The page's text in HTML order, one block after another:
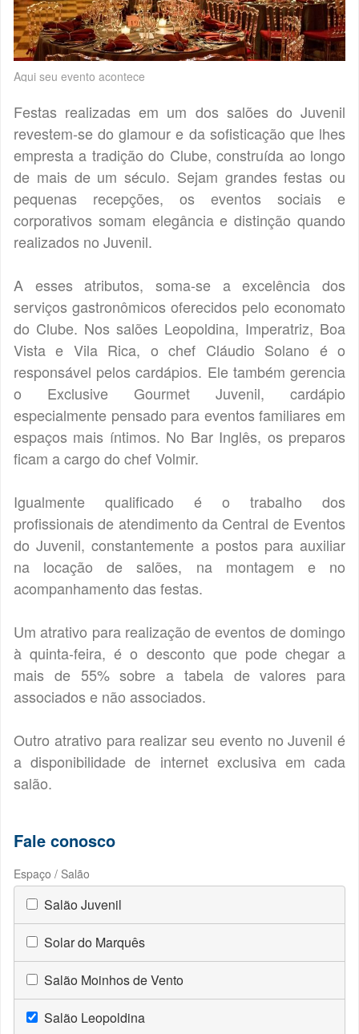
Aqui seu evento acontece
Festas realizadas em um dos salões do Juvenil
revestem-se do glamour e da sofisticação que lhes
empresta a tradição do Clube, construída ao longo
de mais de um século. Sejam grandes festas ou
pequenas recepções, os eventos sociais e
corporativos somam elegância e distinção quando
realizados no Juvenil.
A esses atributos, soma-se a excelência dos
serviços gastronômicos oferecidos pelo economato
do Clube. Nos salões Leopoldina, Imperatriz, Boa
Vista e Vila Rica, o chef Cláudio Solano é o
responsável pelos cardápios. Ele também gerencia
o Exclusive Gourmet Juvenil, cardápio
especialmente pensado para eventos familiares em
espaços mais íntimos. No Bar Inglês, os preparos
ficam a cargo do chef Volmir.
Igualmente qualificado é o trabalho dos
profissionais de atendimento da Central de Eventos
do Juvenil, constantemente a postos para auxiliar
na locação de salões, na montagem e no
acompanhamento das festas.
Um atrativo para realização de eventos de domingo
à quinta-feira, é o desconto que pode chegar a
mais de 55% sobre a tabela de valores para
associados e não associados.
Outro atrativo para realizar seu evento no Juvenil é
a disponibilidade de internet exclusiva em cada
salão.
Fale conosco
Espaço / Salão
Salão Juvenil
Solar do Marquês
Salão Moinhos de Vento
Salão Leopoldina